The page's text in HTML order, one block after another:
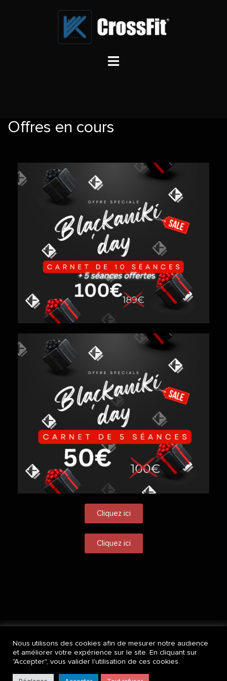
Offres en cours
Cliquez ici
Cliquez ici
Nous utilisons des cookies afin de mesurer notre audience
et améliorer votre expérience sur le site. En cliquant sur
"Accepter", vous valider l'utilisation de ces cookies.